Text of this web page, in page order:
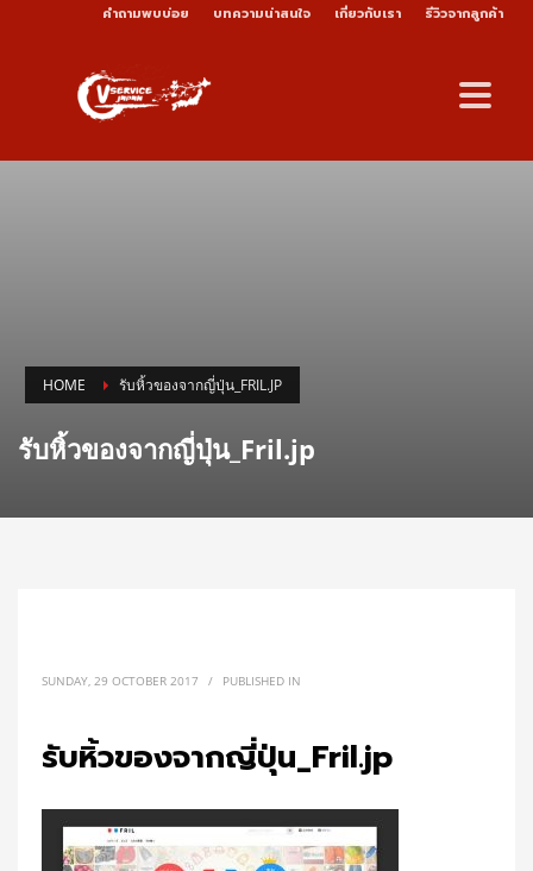
คำถามพบบ่อย บทความน่าสนใจ เกี่ยวกับเรา รีวิวจากลูกค้า
HOME รับหิ้วของจากญี่ปุ่น_FRIL.JP
รับหิ้วของจากญี่ปุ่น_Fril.jp
SUNDAY, 29 OCTOBER 2017 / PUBLISHED IN
รับหิ้วของจากญี่ปุ่น_Fril.jp